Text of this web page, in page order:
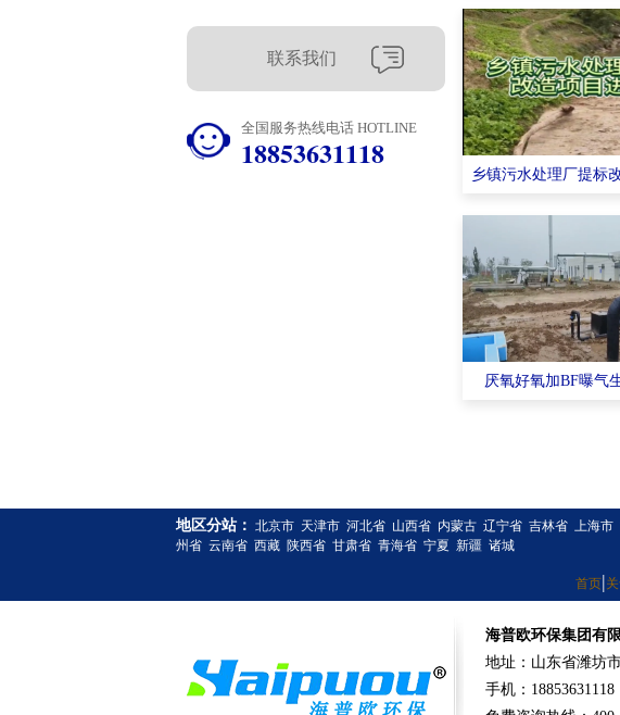
联系我们
全国服务热线电话 HOTLINE
18853631118
乡镇污水处理厂提标
厌氧好氧加BF曝气
地区分站： 北京市 天津市 河北省 山西省 内蒙古 辽宁省 吉林省 上海市
州省 云南省 西藏 陕西省 甘肃省 青海省 宁夏 新疆 诸城
首页|
海普欧环保集团有
地址：山东省潍坊
手机：18853631118